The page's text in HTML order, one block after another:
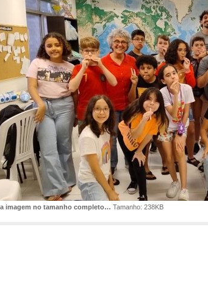
imagem no tamanho completo… Tamanho: 238KB